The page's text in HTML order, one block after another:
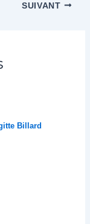
SUIVANT
Billard